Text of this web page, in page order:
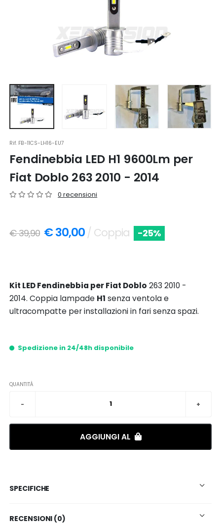
Rif. FB-11CS-LH16-EU7
Fendinebbia LED H1 9600Lm per
Fiat Doblo 263 2010 - 2014
0 recensioni
€ 30,00
€ 39,90 / Coppia -25%
Kit LED Fendinebbia per Fiat Doblo 263 2010 -
2014. Coppia lampade H1 senza ventola e
ultracompatte per installazioni in fari senza spazi.
Spedizione in 24/48h disponibile
QUANTITÀ
AGGIUNGI AL
SPECIFICHE
RECENSIONI (0)